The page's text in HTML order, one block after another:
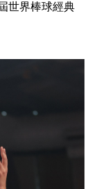
世界棒球經典